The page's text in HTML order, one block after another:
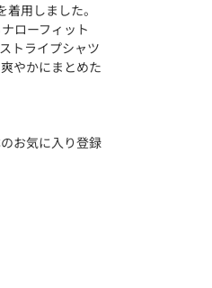
用しました。
ローフィット
トライプシャツ
やかにまとめた
お気に入り登録